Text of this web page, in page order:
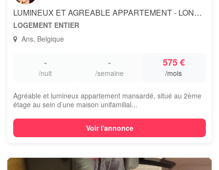
LUMINEUX ET AGREABLE APPARTEMENT - LONCIN - ANS
LOGEMENT ENTIER
Ans, Belgique
-
/nuit
-
/semaine
575 €
/mois
Agréable et lumineux appartement mansardé, situé au 2ème
étage au sein d’une maison unifamilial...
Voir l'annonce